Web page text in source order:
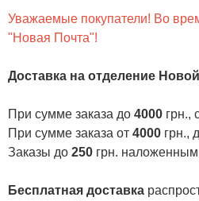
Уважаемые покупатели! Во
"Новая Почта"!
Доставка на отделение
При сумме заказа до 4000 грн.,
При сумме заказа от 4000 грн.,
Заказы до 250 грн.
Бесплатная доставка